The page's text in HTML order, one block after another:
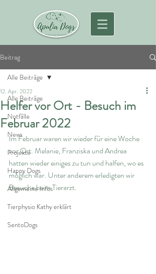
Beitrag
Alle Beiträge
Notfälle
News
Projekte
Happy Dogs
Allgemeine Infos
Tierphysio Kathy erklärt
SentoDogs
Alle Beiträge
Helfer vor Ort - Besuch im
Februar 2022
12. Apr. 2022
Im Februar waren wir wieder für eine Woche
vor Ort. Melanie, Franziska und Andrea
hatten wieder einiges zu tun und halfen, wo es
möglich war. Unter anderem erledigten wir
Besuche beim Tierarzt.